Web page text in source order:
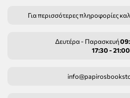
Για περισσότερες πληροφορίες
Δευτέρα - Παρασκευή
17:30 - 21:00